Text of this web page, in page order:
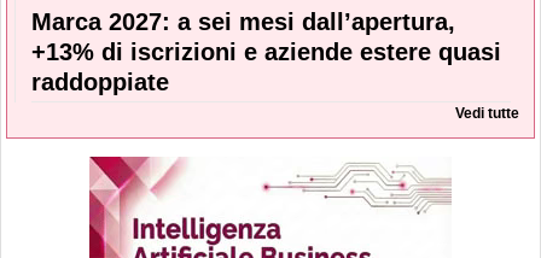
Marca 2027: a sei mesi dall’apertura,
+13% di iscrizioni e aziende estere quasi
raddoppiate
Vedi tutte